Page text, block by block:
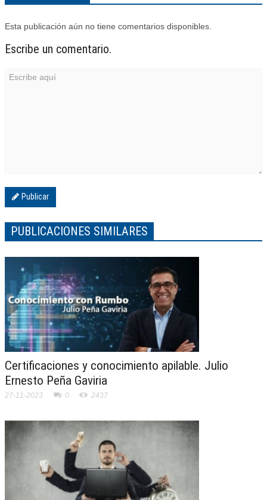
Esta publicación aún no tiene comentarios disponibles.
Escribe un comentario.
Publicar
PUBLICACIONES SIMILARES
Certificaciones y conocimiento apilable. Julio
Ernesto Peña Gaviria
27-11-2023 0 2437